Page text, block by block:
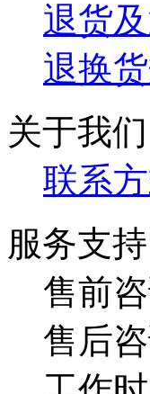
退货
退换
关于我们
联系
服务支持
售前
售后